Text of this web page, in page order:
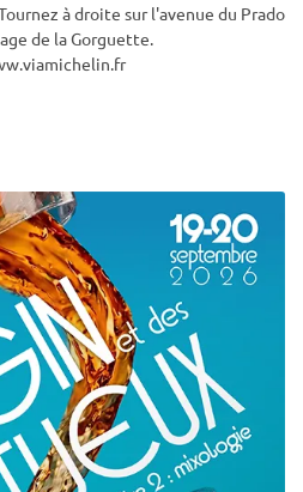
à droite sur l'avenue du Prado
de la Gorguette.